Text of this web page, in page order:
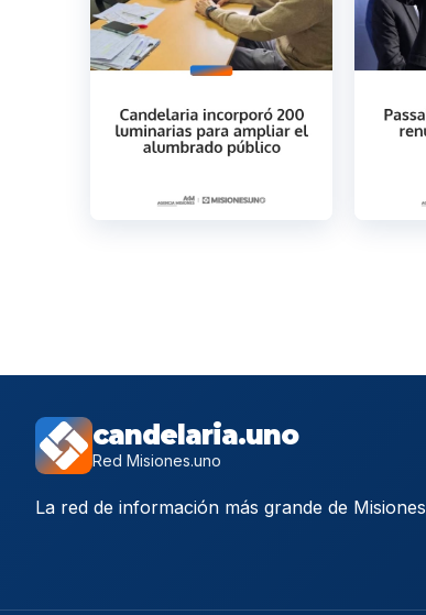
candelaria.uno
Red Misiones.uno
La red de información más grande de Misiones